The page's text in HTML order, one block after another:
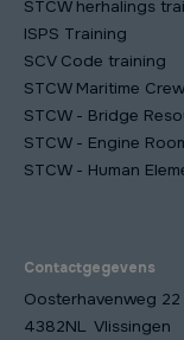
STCW herhalings
ISPS Training
SCV Code training
STCW Maritime
STCW - Bridge
STCW - Engine
STCW - Human
Contactgegevens
Oosterhavenweg 22
4382NL Vlissingen